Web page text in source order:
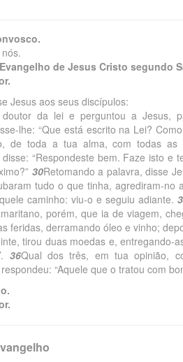
de Jesus Cristo segundo
Jesus aos seus discípulos:
doutor da lei e perguntou a Jesus,
lhe: “Que está escrito na Lei?
de toda a tua alma, com todas
“Respondeste bem. Faze isto e
30Retomando a palavra, disse
tudo o que tinha, agrediram-no
caminho: viu-o e seguiu adiante.
porém, que ia de viagem,
feridas, derramando óleo e vinho;
tirou duas moedas e, entregando-
36Qual dos três, em tua opinião,
“Aquele que o tratou com